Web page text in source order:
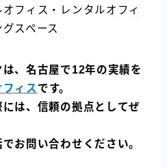
フィス・レンタルオフィ
スペース
、名古屋で12年の実績を
ィス です。
は、信頼の拠点としてぜ
お問い合わせください。